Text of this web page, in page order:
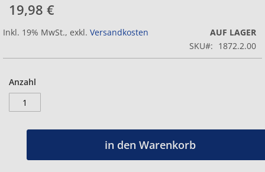
19,98 €
Inkl. 19% MwSt., exkl. Versandkosten
AUF LAGER
SKU
1872.2.00
Anzahl
in den Warenkorb